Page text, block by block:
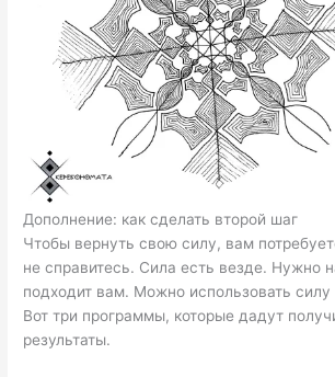
Дополнение: как сделать второй шаг
Чтобы вернуть свою силу, вам
не справитесь. Сила есть везде. Нужно
подходит вам. Можно использовать силу
Вот три программы, которые дадут
результаты.